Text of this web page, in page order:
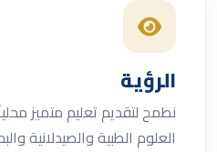
الرؤية
نطمح لتقديم تعليم متميز
العلوم الطبية والصيدلانية